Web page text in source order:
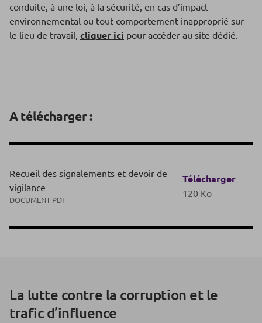
conduite, à une loi, à la sécurité, en cas d’impact
environnemental ou tout comportement inapproprié sur
le lieu de travail, cliquer ici pour accéder au site dédié.
A télécharger :
Recueil des signalements et devoir de
vigilance
DOCUMENT PDF
Télécharger
120 Ko
La lutte contre la corruption et le
trafic d’influence